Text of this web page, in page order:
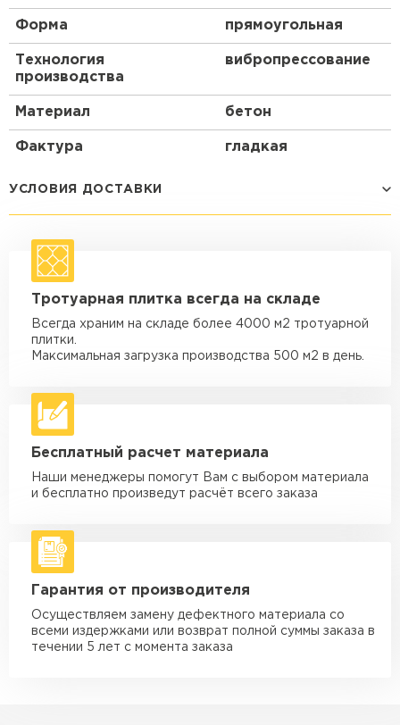
Форма прямоугольная
Технология
производства
вибропрессование
Материал бетон
Фактура гладкая
УСЛОВИЯ ДОСТАВКИ
Способ доставки
Машина - 1,5 тн до 14 м3
макс. длина груза 4 м
Машина - 1,5 тн до 20 м3
макс. длина груза 4 м
макс. длина груза 6 м
Машина - 5 тн до 30 м3
макс. длина груза 6 м
Машина - 10 тн до 50 м3
от 3 500 ₽
Машина - 20 тн до 80 м3
макс. длина груза 8 м
Манипулятор до 5 тн
макс. длина груза 5 м
Манипулятор до 10 тн
Тротуарная плитка всегда на складе
Всегда храним на складе более 4000 м2 тротуарной
плитки.
Максимальная загрузка производства 500 м2 в день.
Бесплатный расчет материала
Наши менеджеры помогут Вам с выбором материала
и бесплатно произведут расчёт всего заказа
Гарантия от производителя
Осуществляем замену дефектного материала со
всеми издержками или возврат полной суммы заказа в
течении 5 лет с момента заказа